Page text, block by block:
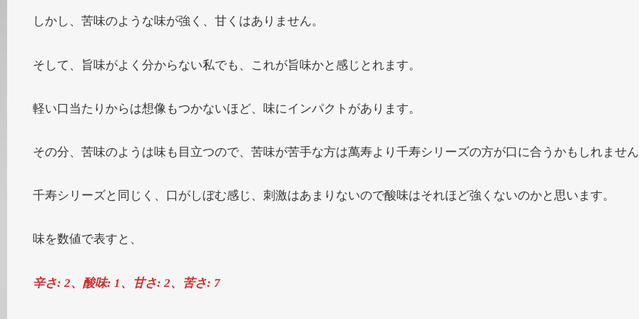
しかし、苦味のような味が強く、甘くはありません。
そして、旨味がよく分からない私でも、これが旨味かと感じとれます。
軽い口当たりからは想像もつかないほど、味にインパクトがあります。
その分、苦味のようは味も目立つので、苦味が苦手な方は萬寿より千寿シリーズの方が口に合うかもしれませ
千寿シリーズと同じく、口がしぼむ感じ、刺激はあまりないので酸味はそれほど強くないのかと思います。
味を数値で表すと、
辛さ: 2、酸味: 1、甘さ: 2、苦さ: 7